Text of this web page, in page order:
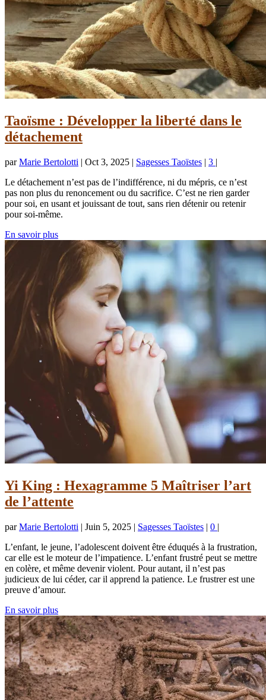
Taoïsme : Développer la liberté dans le
détachement
parMarie Bertolotti | Oct 3, 2025 | Sagesses Taoïstes | 3 |
Le détachement n’est pas de l’indifférence, ni du mépris, ce n’est
pas non plus du renoncement ou du sacrifice. C’est ne rien garder
pour soi, en usant et jouissant de tout, sans rien détenir ou retenir
pour soi-même.
En savoir plus
Yi King : Hexagramme 5 Maîtriser l’art
de l’attente
parMarie Bertolotti | Juin 5, 2025 | Sagesses Taoïstes | 0 |
L’enfant, le jeune, l’adolescent doivent être éduqués à la frustration,
car elle est le moteur de l’impatience. L’enfant frustré peut se mettre
en colère, et même devenir violent. Pour autant, il n’est pas
judicieux de lui céder, car il apprend la patience. Le frustrer est une
preuve d’amour.
En savoir plus